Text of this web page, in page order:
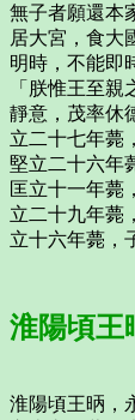
無子者願還本
居大宮，食大
明時，不能即
「朕惟王至
靜意，茂率休
立二十七年薨
堅立二十六年
匡立十一年薨
立二十九年薨
立十六年薨，
淮陽頃王
淮陽頃王昞，